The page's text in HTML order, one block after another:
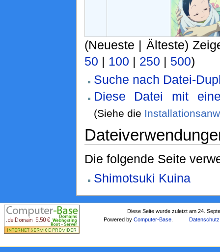
(Neueste | Älteste)
50 | 100 | 250 | 500)
Suche nach Datei-
Diese Datei mit
(Siehe die
Die folgende Seite
Shimotsuki Kuina
Diese Seite wurde zuletzt am 24.
Powered byComputer-Base Datenschutz